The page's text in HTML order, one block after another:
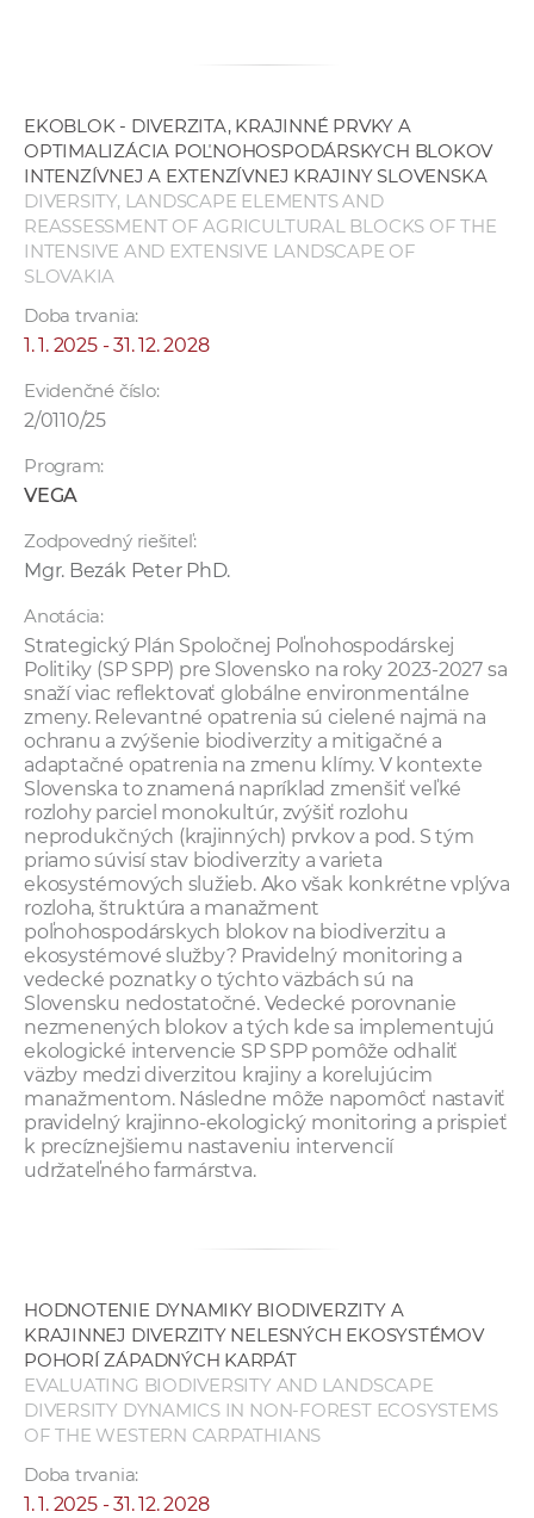
EKOBLOK - DIVERZITA, KRAJINNÉ PRVKY A
OPTIMALIZÁCIA POĽNOHOSPODÁRSKYCH BLOKOV
INTENZÍVNEJ A EXTENZÍVNEJ KRAJINY SLOVENSKA
DIVERSITY, LANDSCAPE ELEMENTS AND
REASSESSMENT OF AGRICULTURAL BLOCKS OF THE
INTENSIVE AND EXTENSIVE LANDSCAPE OF
SLOVAKIA
Doba trvania:
1. 1. 2025 - 31. 12. 2028
Evidenčné číslo:
2/0110/25
Program:
VEGA
Zodpovedný riešiteľ:
Mgr. Bezák Peter PhD.
Anotácia:
Strategický Plán Spoločnej Poľnohospodárskej
Politiky (SP SPP) pre Slovensko na roky 2023-2027 sa
snaží viac reflektovať globálne environmentálne
zmeny. Relevantné opatrenia sú cielené najmä na
ochranu a zvýšenie biodiverzity a mitigačné a
adaptačné opatrenia na zmenu klímy. V kontexte
Slovenska to znamená napríklad zmenšiť veľké
rozlohy parciel monokultúr, zvýšiť rozlohu
neprodukčných (krajinných) prvkov a pod. S tým
priamo súvisí stav biodiverzity a varieta
ekosystémových služieb. Ako však konkrétne vplýva
rozloha, štruktúra a manažment
poľnohospodárskych blokov na biodiverzitu a
ekosystémové služby? Pravidelný monitoring a
vedecké poznatky o týchto väzbách sú na
Slovensku nedostatočné. Vedecké porovnanie
nezmenených blokov a tých kde sa implementujú
ekologické intervencie SP SPP pomôže odhaliť
väzby medzi diverzitou krajiny a korelujúcim
manažmentom. Následne môže napomôcť nastaviť
pravidelný krajinno-ekologický monitoring a prispieť
k precíznejšiemu nastaveniu intervencií
udržateľného farmárstva.
HODNOTENIE DYNAMIKY BIODIVERZITY A
KRAJINNEJ DIVERZITY NELESNÝCH EKOSYSTÉMOV
POHORÍ ZÁPADNÝCH KARPÁT
EVALUATING BIODIVERSITY AND LANDSCAPE
DIVERSITY DYNAMICS IN NON-FOREST ECOSYSTEMS
OF THE WESTERN CARPATHIANS
Doba trvania:
1. 1. 2025 - 31. 12. 2028